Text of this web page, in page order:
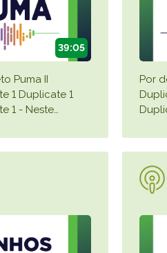
39:05
Puma II
1 Duplicate 1
1 - Neste…
Por